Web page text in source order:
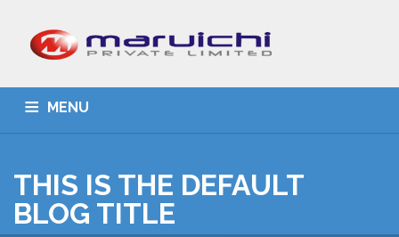
MENU
THIS IS THE DEFAULT
BLOG TITLE